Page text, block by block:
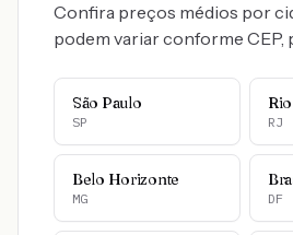
Confira preços médios por
podem variar conforme CEP,
São Paulo
SP RJ
Belo Horizonte
MG DF